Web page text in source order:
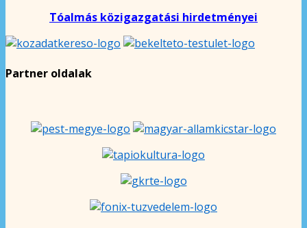
Tóalmás közigazgatási hirdetményei
Partner oldalak